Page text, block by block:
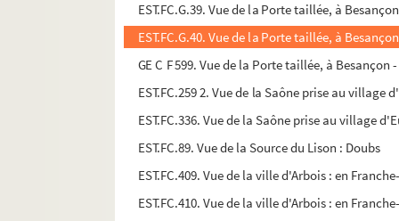
EST.FC.G.39. Vue de la Porte taillée, à
EST.FC.G.40. Vue de la Porte taillée, à
GE C F 599. Vue de la Porte taillée, à
EST.FC.259 2. Vue de la Saône prise au village
EST.FC.336. Vue de la Saône prise au village
EST.FC.89. Vue de la Source du Lison : Doubs
EST.FC.409. Vue de la ville d'Arbois : en
EST.FC.410. Vue de la ville d'Arbois : en